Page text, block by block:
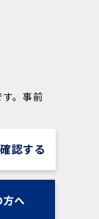
。事前
認する